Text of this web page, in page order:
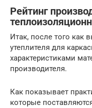
Рейтинг
Итак, после того как
утеплителя для
характеристиками
производителя.
Как показывает
которые